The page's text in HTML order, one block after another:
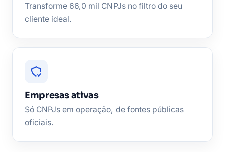
Transforme 66,0 mil CNPJs no filtro do seu
cliente ideal.
Empresas ativas
Só CNPJs em operação, de fontes públicas
oficiais.